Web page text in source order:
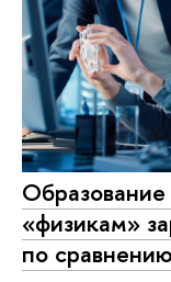
«физикам»
по